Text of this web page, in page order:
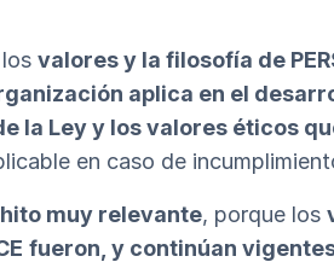
valores y la filosofía de
aplica en el
la Ley y los valores éticos
en caso de
hito muy relevante, porque los
fueron, y continúan